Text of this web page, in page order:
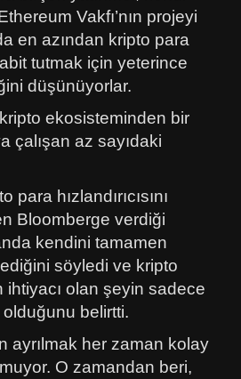
Vakfı’nın projeyi
en azından kripto para
tutmak için yeterince
düşünüyorlar.
ekosisteminden bir
çalışan az sayıdaki
para hızlandırıcısını
Bloomberge verdiği
kendini tamamen
söyledi ve kripto
ihtiyacı olan şeyin sadece
olduğunu belirtti.
ayrılmak her zaman kolay
O zamandan beri,